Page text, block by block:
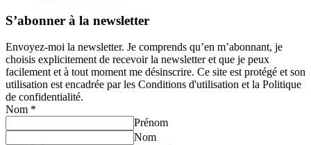
S’abonner à la newsletter
Envoyez-moi la newsletter. Je comprends qu’en m’abonnant, je
choisis explicitement de recevoir la newsletter et que je peux
facilement et à tout moment me désinscrire. Ce site est protégé et son
utilisation est encadrée par les Conditions d'utilisation et la Politique
de confidentialité.
Nom *
Prénom
Nom